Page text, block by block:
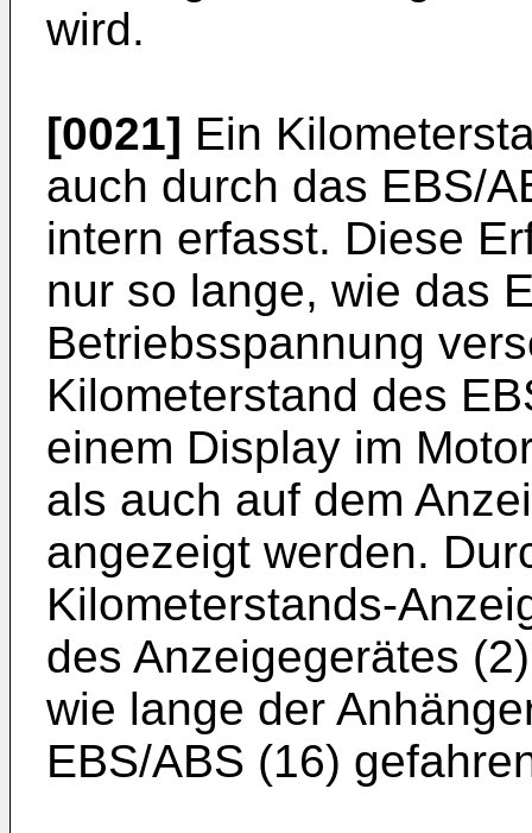
wird.
[0021] Ein
auch durch das EBS/
intern erfasst. Diese
nur so lange, wie das
Betriebsspannung
Kilometerstand des
einem Display im
als auch auf dem
angezeigt werden.
Kilometerstands-
des Anzeigegerätes
wie lange der
EBS/ABS (16)